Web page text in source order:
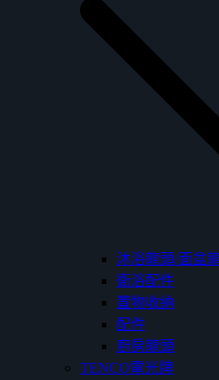
沐浴龍頭/面盆
衛浴配件
置物收納
配件
廚房龍頭
TENCO電光牌